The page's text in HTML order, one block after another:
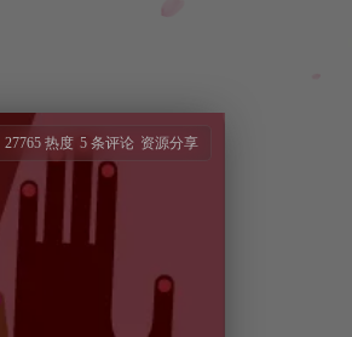
27765 热度 5 条评论 资源分享